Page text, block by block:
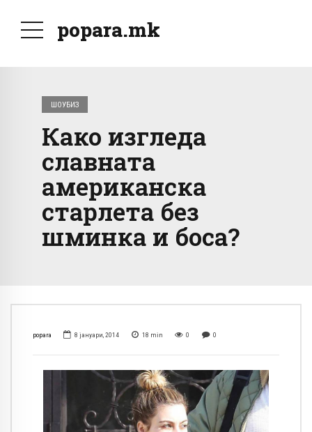
popara.mk
ШОУБИЗ
Како изгледа
славната
американска
старлета без
шминка и боса?
popara 8 јануари, 2014 18 min 0 0